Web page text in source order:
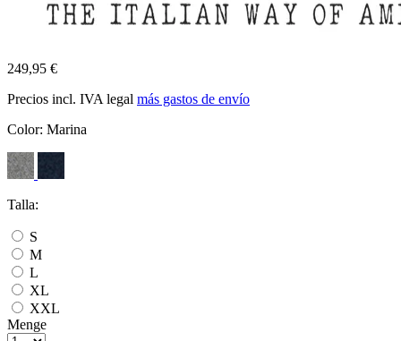
249,95 €
Precios incl. IVA legal más gastos de envío
Color: Marina
Talla:
S
M
L
XL
XXL
Menge